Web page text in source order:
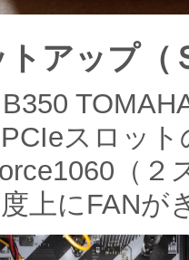
アップ（
スロッ
（２
上にFANが